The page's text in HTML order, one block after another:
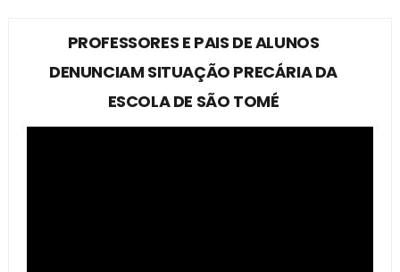
PROFESSORES E PAIS DE ALUNOS
DENUNCIAM SITUAÇÃO PRECÁRIA DA
ESCOLA DE SÃO TOMÉ